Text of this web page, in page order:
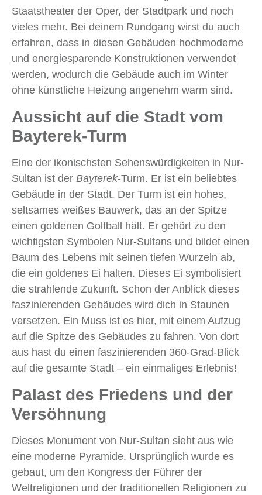
Staatstheater der Oper, der Stadtpark und noch
vieles mehr. Bei deinem Rundgang wirst du auch
erfahren, dass in diesen Gebäuden hochmoderne
und energiesparende Konstruktionen verwendet
werden, wodurch die Gebäude auch im Winter
ohne künstliche Heizung angenehm warm sind.
Aussicht auf die Stadt vom
Bayterek-Turm
Eine der ikonischsten Sehenswürdigkeiten in Nur-
Sultan ist der Bayterek-Turm. Er ist ein beliebtes
Gebäude in der Stadt. Der Turm ist ein hohes,
seltsames weißes Bauwerk, das an der Spitze
einen goldenen Golfball hält. Er gehört zu den
wichtigsten Symbolen Nur-Sultans und bildet einen
Baum des Lebens mit seinen tiefen Wurzeln ab,
die ein goldenes Ei halten. Dieses Ei symbolisiert
die strahlende Zukunft. Schon der Anblick dieses
faszinierenden Gebäudes wird dich in Staunen
versetzen. Ein Muss ist es hier, mit einem Aufzug
auf die Spitze des Gebäudes zu fahren. Von dort
aus hast du einen faszinierenden 360-Grad-Blick
auf die gesamte Stadt – ein einmaliges Erlebnis!
Palast des Friedens und der
Versöhnung
Dieses Monument von Nur-Sultan sieht aus wie
eine moderne Pyramide. Ursprünglich wurde es
gebaut, um den Kongress der Führer der
Weltreligionen und der traditionellen Religionen zu